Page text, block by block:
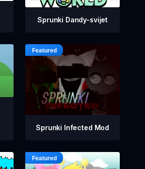
Sprunki Dandy-svijet
Sprunki Infected Mod